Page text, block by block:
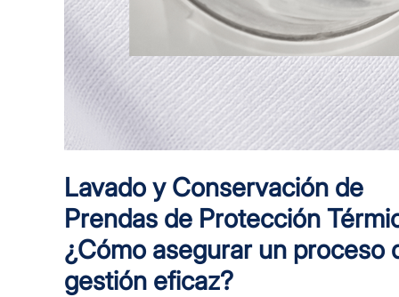
Lavado y Conservación de
Prendas de Protección
¿Cómo asegurar un proceso
gestión eficaz?